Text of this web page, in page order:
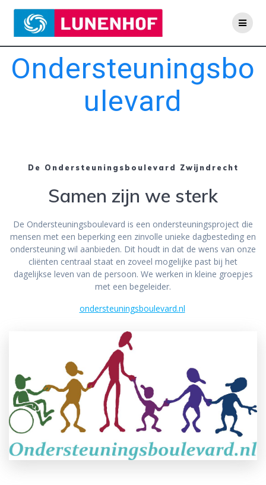
to
content
Ondersteuningsbo
Ulevard
De Ondersteuningsboulevard Zwijndrecht
Samen zijn we sterk
De Ondersteuningsboulevard is een ondersteuningsproject die
mensen met een beperking een zinvolle unieke dagbesteding en
ondersteuning wil aanbieden. Dit houdt in dat de wens van onze
cliënten centraal staat en zoveel mogelijke past bij het
dagelijkse leven van de persoon. We werken in kleine groepjes
met een begeleider.
ondersteuningsboulevard.nl